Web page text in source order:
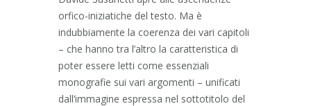
orfico-iniziatiche del testo. Ma è
indubbiamente la coerenza dei vari capitoli
– che hanno tra l’altro la caratteristica di
poter essere letti come essenziali
monografie sui vari argomenti – unificati
dall’immagine espressa nel sottotitolo del